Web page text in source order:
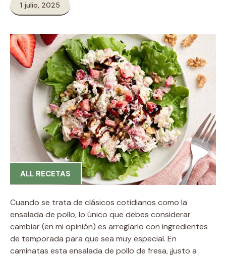
1 julio, 2025
ALL RECETAS
Cuando se trata de clásicos cotidianos como la
ensalada de pollo, lo único que debes considerar
cambiar (en mi opinión) es arreglarlo con ingredientes
de temporada para que sea muy especial. En
caminatas esta ensalada de pollo de fresa, ¡justo a